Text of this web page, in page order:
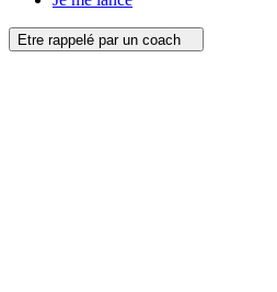
Etre rappelé par un coach